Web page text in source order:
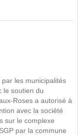
les municipalités
le soutien du
Roses a autorisé à
avec la société
sur le complexe
par la commune